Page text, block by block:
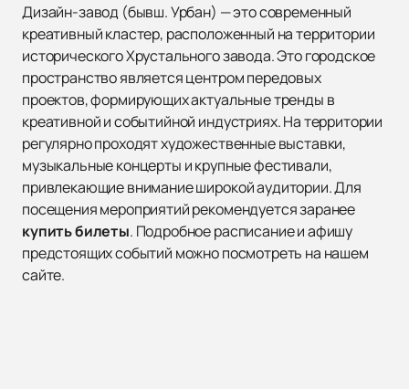
Дизайн-завод (бывш. Урбан) — это современный
креативный кластер, расположенный на территории
исторического Хрустального завода. Это городское
пространство является центром передовых
проектов, формирующих актуальные тренды в
креативной и событийной индустриях. На территории
регулярно проходят художественные выставки,
музыкальные концерты и крупные фестивали,
привлекающие внимание широкой аудитории. Для
посещения мероприятий рекомендуется заранее
купить билеты. Подробное расписание и афишу
предстоящих событий можно посмотреть на нашем
сайте.